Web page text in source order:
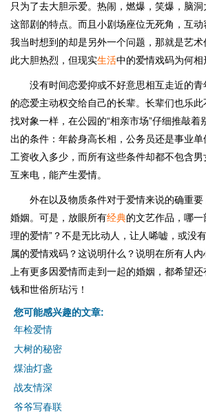
只为了去大胆示爱。热闹，燃爆，笑爆，脑
这部剧的特点。而且小剧场座位无死角，互
我当时想到的却是另外一个问题，那就是艺
此大胆热烈，但现实生活中的爱情戏码为何相
没有时间恋爱抑或不好意思相互走近的
的恋爱主动权交给自己的长辈。长辈们也乐
找对象一样，在公园的“相亲市场”仔细推敲着
出的条件：年龄身高长相，公务员还是事业单
工资收入多少，而所有这些条件却都不包含
互来电，能产生爱情。
外在以及物质条件对于爱情来说的确重
婚姻。可是，放眼所有经典的文艺作品，哪一
理的爱情”？不是无比动人，让人唏嘘，或没
属的爱情戏码？这说明什么？说明在所有人
上有更多因爱情而走到一起的婚姻，都希望
钱和世俗所玷污！
您可能感兴趣的文章:
年检爱情
大树的秘密
煤油灯盏
战友情深
爷爷写春联